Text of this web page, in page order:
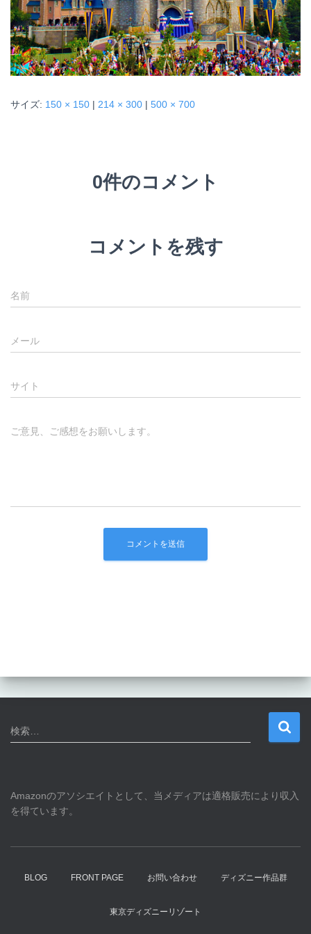
サイズ: 150 × 150 | 214 × 300 | 500 × 700
0件のコメント
コメントを残す
名前
メール
サイト
ご意見、ご感想をお願いします。
検
索
検索…
Amazonのアソシエイトとして、当メディアは適格販売により収入
を得ています。
BLOG FRONT PAGE お問い合わせ ディズニー作品群
東京ディズニーリゾート